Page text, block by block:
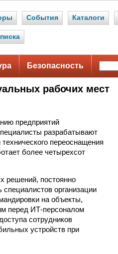
События Каталоги
Безопасность
рабочих мест
предприятий
разрабатывают
переоснащения
более четырехсот
решений, постоянно
организации
на объекты,
перед ИТ-персоналом
сотрудников
устройств при